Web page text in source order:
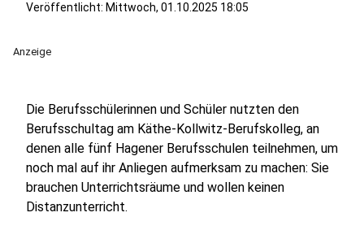
Veröffentlicht: Mittwoch, 01.10.2025 18:05
Anzeige
Die Berufsschülerinnen und Schüler nutzten den
Berufsschultag am Käthe-Kollwitz-Berufskolleg, an
denen alle fünf Hagener Berufsschulen teilnehmen, um
noch mal auf ihr Anliegen aufmerksam zu machen: Sie
brauchen Unterrichtsräume und wollen keinen
Distanzunterricht.